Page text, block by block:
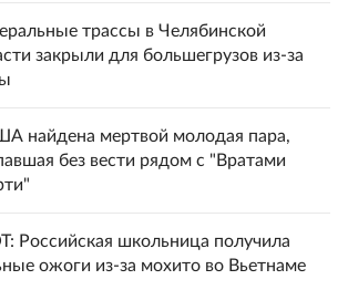
трассы в Челябинской
закрыли для большегрузов из-за
найдена мертвой молодая пара,
без вести рядом с "Вратами
Российская школьница получила
ожоги из-за мохито во Вьетнаме